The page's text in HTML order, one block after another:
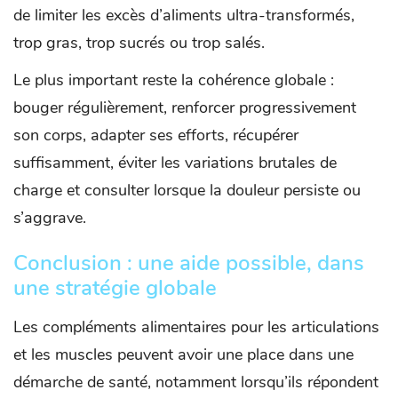
de limiter les excès d’aliments ultra-transformés,
trop gras, trop sucrés ou trop salés.
Le plus important reste la cohérence globale :
bouger régulièrement, renforcer progressivement
son corps, adapter ses efforts, récupérer
suffisamment, éviter les variations brutales de
charge et consulter lorsque la douleur persiste ou
s’aggrave.
Conclusion : une aide possible, dans
une stratégie globale
Les compléments alimentaires pour les articulations
et les muscles peuvent avoir une place dans une
démarche de santé, notamment lorsqu’ils répondent